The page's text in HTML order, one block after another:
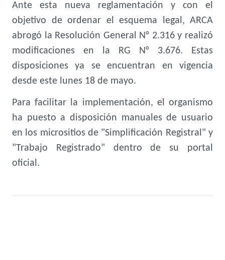
Ante esta nueva reglamentación y con el
objetivo de ordenar el esquema legal, ARCA
abrogó la Resolución General N° 2.316 y realizó
modificaciones en la RG N° 3.676. Estas
disposiciones ya se encuentran en vigencia
desde este lunes 18 de mayo.
Para facilitar la implementación, el organismo
ha puesto a disposición manuales de usuario
en los micrositios de "Simplificación Registral" y
"Trabajo Registrado" dentro de su portal
oficial.